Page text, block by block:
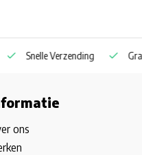
Gratis Verzending vanaf € 30
ons